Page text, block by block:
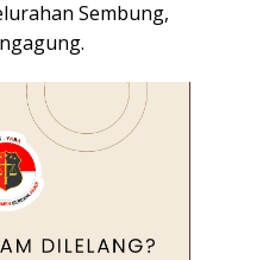
Sembung,